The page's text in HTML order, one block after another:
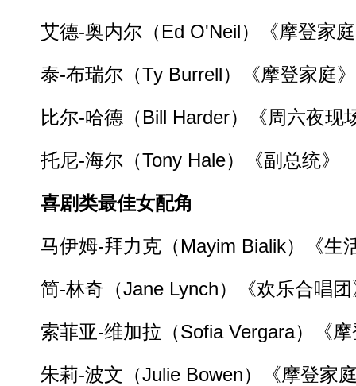
艾德-奥内尔（Ed O'Neil）《摩登家
泰-布瑞尔（Ty Burrell）《摩登家庭》
比尔-哈德（Bill Harder）《周六夜现
托尼-海尔（Tony Hale）《副总统》
喜剧类最佳女配角
马伊姆-拜力克（Mayim Bialik）《生
简-林奇（Jane Lynch）《欢乐合唱团
索菲亚-维加拉（Sofia Vergara）《摩
朱莉-波文（Julie Bowen）《摩登家